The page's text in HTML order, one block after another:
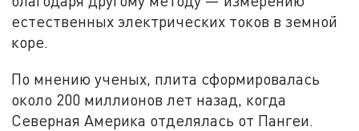
естественных электрических токов в земной
коре.
По мнению ученых, плита сформировалась
около 200 миллионов лет назад, когда
Северная Америка отделялась от Пангеи.